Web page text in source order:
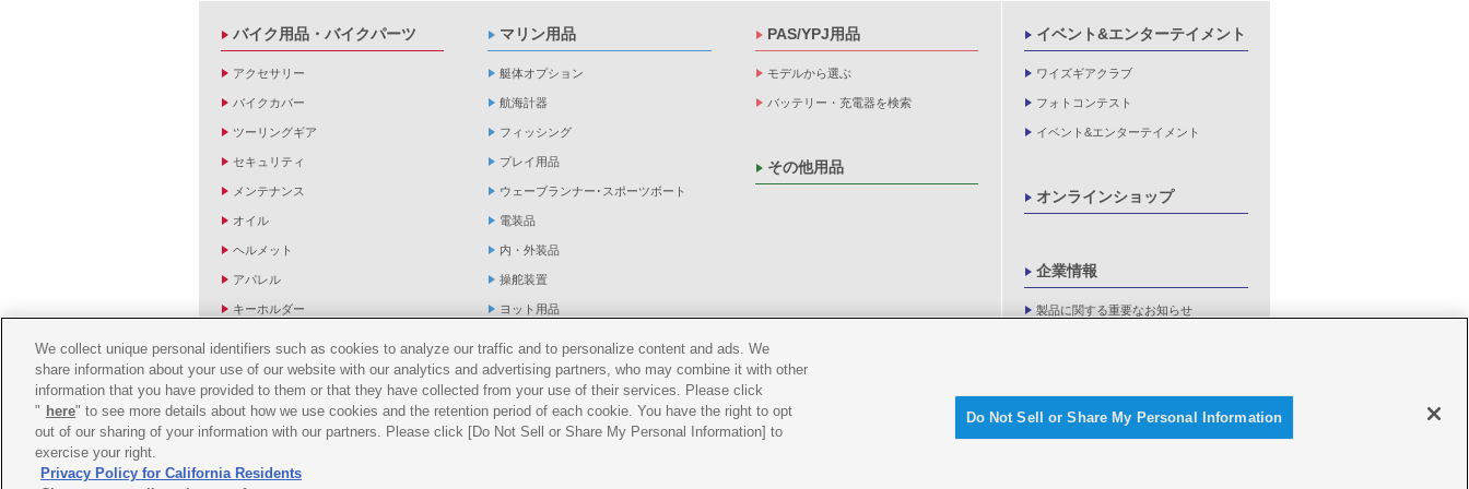
バイク用品・バイクパーツ
アクセサリー
バイクカバー
ツーリングギア
セキュリティ
メンテナンス
オイル
ヘルメット
アパレル
キーホルダー
バイク雑貨
YZF R1/R6レーシングキットパーツ
マリン用品
艇体オプション
航海計器
フィッシング
プレイ用品
ウェーブランナー･スポーツボート
電装品
内・外装品
操舵装置
ヨット用品
救命品・検査品
メンテナンス
アパレル
PAS/YPJ用品
モデルから選ぶ
バッテリー・充電器を検索
その他用品
イベント&エンターテイメント
ワイズギアクラブ
フォトコンテスト
イベント&エンターテイメント
オンラインショップ
企業情報
製品に関する重要なお知らせ
We collect unique personal identifiers such as cookies to analyze our traffic and to personalize content and ads. We
share information about your use of our website with our analytics and advertising partners, who may combine it with other
information that you have provided to them or that they have collected from your use of their services. Please click
" here" to see more details about how we use cookies and the retention period of each cookie. You have the right to opt
out of our sharing of your information with our partners. Please click [Do Not Sell or Share My Personal Information] to
exercise your right.
Privacy Policy for California Residents
Do Not Sell or Share My Personal Information